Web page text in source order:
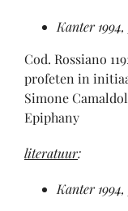
Kanter 1994,
Cod. Rossiano
profeten in
Simone
Epiphany
literatuur:
Kanter 1994,